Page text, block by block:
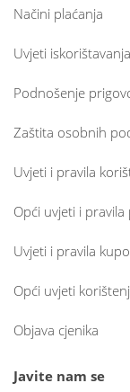
Načini plaćanja
Uvjeti
Podnošenje
Zaštita osobnih
Uvjeti i pravila
Opći uvjeti i
Uvjeti i pravila
Opći uvjeti
Objava cjenika
Javite nam se